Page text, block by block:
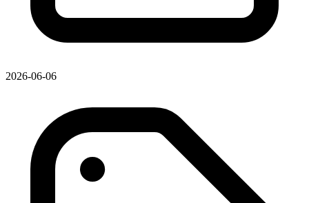
2026-06-06